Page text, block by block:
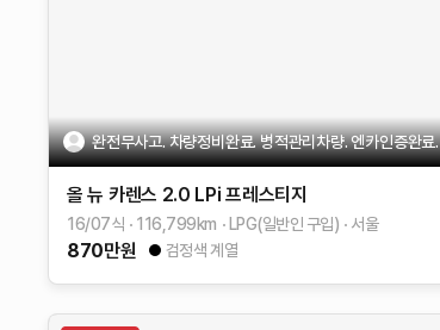
완전무사고. 차량정비완료. 병적관리차량. 엔카인증완료.
올 뉴 카렌스 2.0 LPi 프레스티지
16/07식 116,799km LPG(일반인 구입) 서울
870만원 검정색 계열